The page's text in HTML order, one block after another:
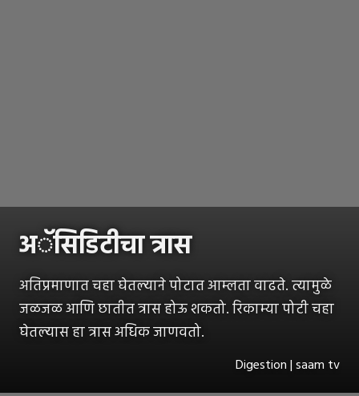
अॅसिडिटीचा त्रास
अतिप्रमाणात चहा घेतल्याने पोटात आम्लता वाढते. त्यामुळे
जळजळ आणि छातीत त्रास होऊ शकतो. रिकाम्या पोटी चहा
घेतल्यास हा त्रास अधिक जाणवतो.
Digestion | saam tv